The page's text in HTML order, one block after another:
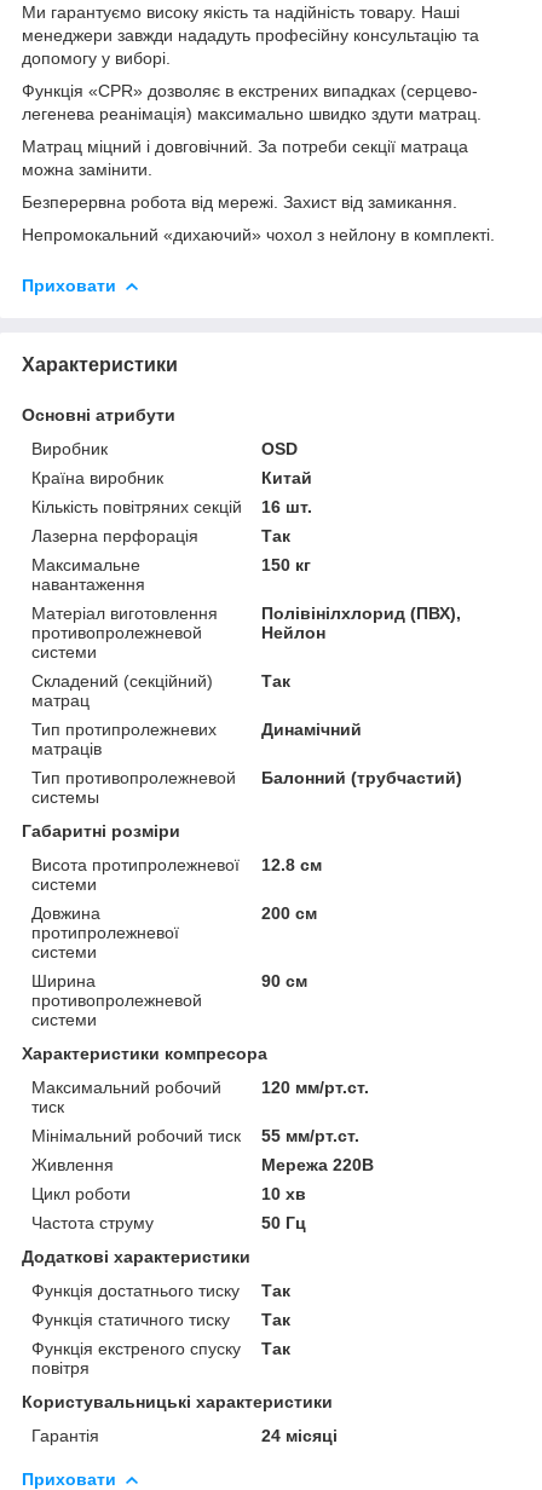
Ми гарантуємо високу якість та надійність товару. Наші
менеджери завжди нададуть професійну консультацію та
допомогу у виборі.
Функція «CPR» дозволяє в екстрених випадках (серцево-
легенева реанімація) максимально швидко здути матрац.
Матрац міцний і довговічний. За потреби секції матраца
можна замінити.
Безперервна робота від мережі. Захист від замикання.
Непромокальний «дихаючий» чохол з нейлону в комплекті.
Приховати
Характеристики
Основні атрибути
Виробник
ОSD
Країна виробник
Китай
Кількість повітряних секцій
16 шт.
Лазерна перфорація
Так
Максимальне
навантаження
150 кг
Матеріал виготовлення
противопролежневой
системи
Полівінілхлорид (ПВХ),
Нейлон
Складений (секційний)
матрац
Так
Тип протипролежневих
матраців
Динамічний
Тип противопролежневой
системы
Балонний (трубчастий)
Габаритні розміри
Висота протипролежневої
системи
12.8 см
Довжина
протипролежневої
системи
200 см
Ширина
противопролежневой
системи
90 см
Характеристики компресора
Максимальний робочий
тиск
120 мм/рт.ст.
Мінімальний робочий тиск
55 мм/рт.ст.
Живлення
Мережа 220В
Цикл роботи
10 хв
Частота струму
50 Гц
Додаткові характеристики
Функція достатнього тиску
Так
Функція статичного тиску
Так
Функція екстреного спуску
повітря
Так
Користувальницькі характеристики
Гарантія
24 місяці
Приховати